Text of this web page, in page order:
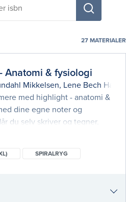
27 MATERIALER
Anatomi & fysiologi
Mikkelsen, Lene Bech
med highlight - anatomi &
dine egne noter og
du selv skriver og tegner,
og notesbog, så du
SPIRALRYG